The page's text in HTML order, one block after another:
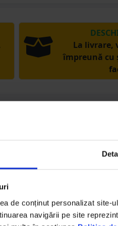
de conținut personalizat site-ul
navigării pe site
La livrare,
împreună cu
produs?